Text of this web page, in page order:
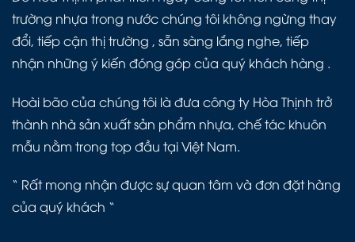
trường nhựa trong nước chúng tôi không ngừng thay
đổi, tiếp cận thị trường , sẵn sàng lắng nghe, tiếp
nhận những ý kiến đóng góp của quý khách hàng .
Hoài bão của chúng tôi là đưa công ty Hòa Thịnh trở
thành nhà sản xuất sản phẩm nhựa, chế tác khuôn
mẫu nằm trong top đầu tại Việt Nam.
“ Rất mong nhận được sự quan tâm và đơn đặt hàng
của quý khách “